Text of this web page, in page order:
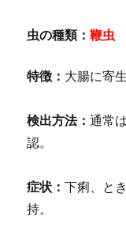
虫の種類：鞭虫
特徴： 大腸に寄
検出方法：通常
認。
症状：下痢、と
持。